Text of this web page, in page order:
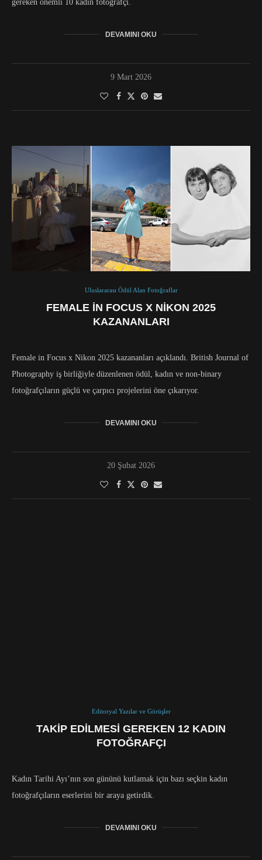
gereken önemli 10 kadın fotoğrafçı.
DEVAMINI OKU
9 Mart 2026
Uluslararası Ödül Alan Fotoğraflar
FEMALE IN FOCUS X NIKON 2025
KAZANANLARI
Female in Focus x Nikon 2025 kazananları açıklandı. British Journal of
Photography iş birliğiyle düzenlenen ödül, kadın ve non-binary
fotoğrafçıların güçlü ve çarpıcı projelerini öne çıkarıyor.
DEVAMINI OKU
20 Şubat 2026
Editoryal Yazılar ve Görüşler
TAKIP EDILMESI GEREKEN 12 KADIN
FOTOĞRAFÇI
Kadın Tarihi Ayı’nın son gününü kutlamak için bazı seçkin kadın
fotoğrafçıların eserlerini bir araya getirdik.
DEVAMINI OKU